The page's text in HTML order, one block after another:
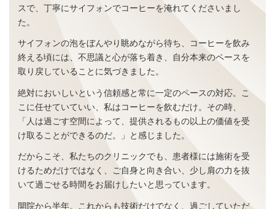
スで、丁寧にサイフォンでコーヒーを淹れてくださいまし
た。
サイフォンの泡をぼんやり眺めながら待ち、コーヒーを飲み
終える頃には、不思議と心が落ち着き、自分本来のペースを
取り戻していることに気づきました。
絶対においしいという信頼感と常に一定のペースの対応。こ
こに任せていていい、私はコーヒーを飲むだけ。その時、
「人は過ごす空間によって、提供されるもの以上の価値を受
け取ることができるのだ。」と感じました。
だからこそ、私たちのクリニックでも、患者様には施術を受
けるためだけではなく、ご自身と向き合い、少し肩の力を抜
いて過ごせる時間をお届けしたいと思っています。
開院から半年。これからも技術だけでなく、過ごしていただ